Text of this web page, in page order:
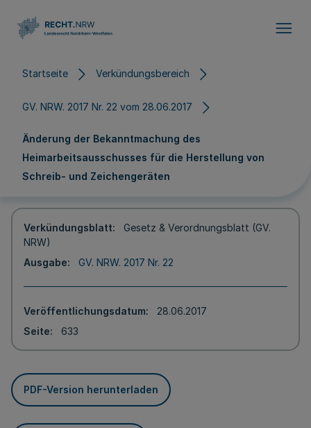
Startseite Verkündungsbereich
GV. NRW. 2017 Nr. 22 vom 28.06.2017
Änderung der Bekanntmachung des
Heimarbeitsausschusses für die Herstellung von
Schreib- und Zeichengeräten
Verkündungsblatt
Gesetz & Verordnungsblatt (GV.
NRW)
Ausgabe
GV. NRW. 2017 Nr. 22
Veröffentlichungsdatum
28.06.2017
Seite
633
PDF-Version herunterladen